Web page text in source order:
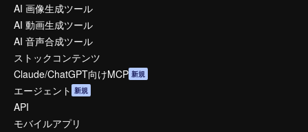
AI 画像生成ツール
AI 動画生成ツール
AI 音声合成ツール
ストックコンテンツ
Claude/ChatGPT向けMCP 新規
エージェント 新規
API
モバイルアプリ